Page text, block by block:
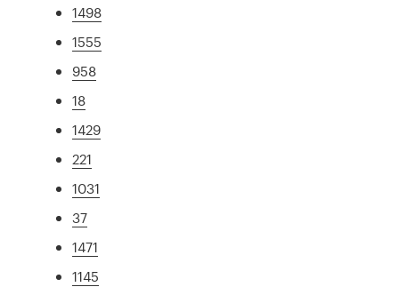
1498
1555
958
18
1429
221
1031
37
1471
1145